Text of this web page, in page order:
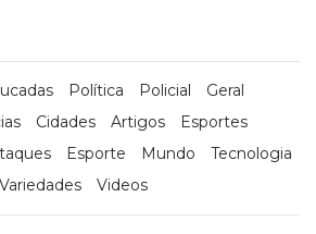
Política Policial
Geral
Cidades Artigos
Esportes
Esporte Mundo
Tecnologia
Variedades
Videos